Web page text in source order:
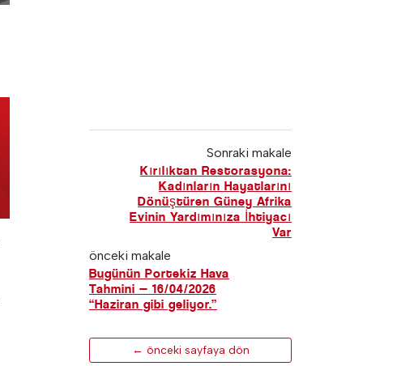
Sonraki makale
Kırılıktan Restorasyona:
Kadınların Hayatlarını
Dönüştüren Güney Afrika
Evinin Yardımınıza İhtiyacı
Var
önceki makale
Bugünün Portekiz Hava
Tahmini — 16/04/2026
“Haziran gibi geliyor.”
← önceki sayfaya dön